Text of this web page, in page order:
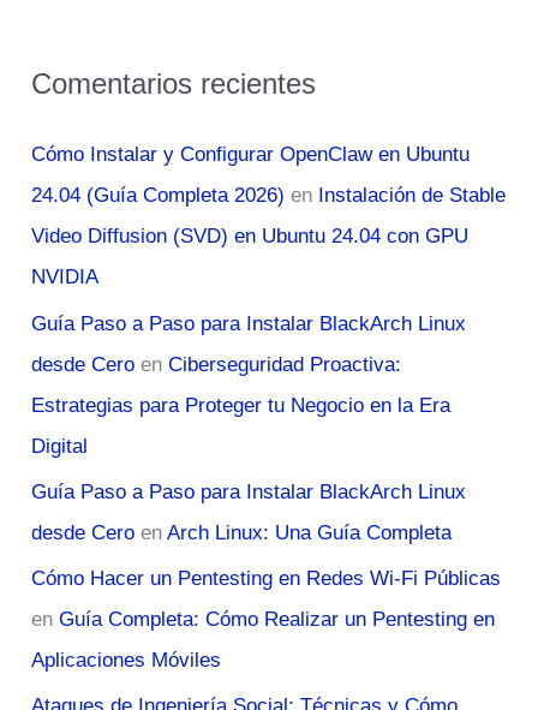
Comentarios recientes
Cómo Instalar y Configurar OpenClaw en Ubuntu
24.04 (Guía Completa 2026) en Instalación de Stable
Video Diffusion (SVD) en Ubuntu 24.04 con GPU
NVIDIA
Guía Paso a Paso para Instalar BlackArch Linux
desde Cero enCiberseguridad Proactiva:
Estrategias para Proteger tu Negocio en la Era
Digital
Guía Paso a Paso para Instalar BlackArch Linux
desde Cero enArch Linux: Una Guía Completa
Cómo Hacer un Pentesting en Redes Wi-Fi Públicas
enGuía Completa: Cómo Realizar un Pentesting en
Aplicaciones Móviles